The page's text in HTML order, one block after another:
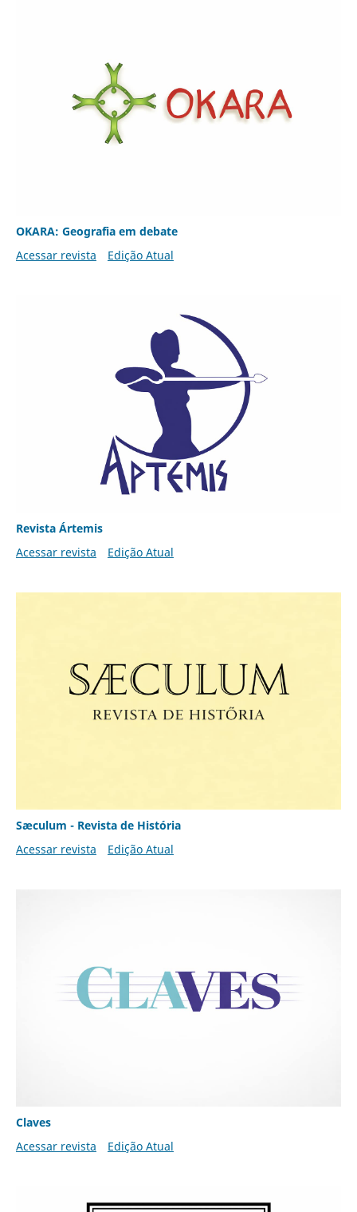
OKARA: Geografia em debate
Acessar revista
Edição Atual
Revista Ártemis
Acessar revista
Edição Atual
Sæculum - Revista de História
Acessar revista
Edição Atual
Claves
Acessar revista
Edição Atual